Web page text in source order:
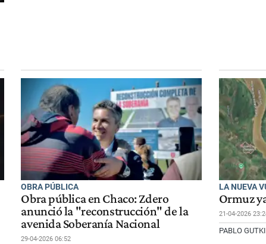
OBRA PÚBLICA
Obra pública en Chaco: Zdero
anunció la "reconstrucción" de la
avenida Soberanía Nacional
29-04-2026 06:52
LA NUEVA
Ormuz
21-04-2026
PABLO